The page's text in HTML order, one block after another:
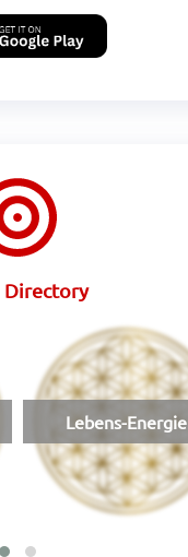
Directory
Lebens-Energie